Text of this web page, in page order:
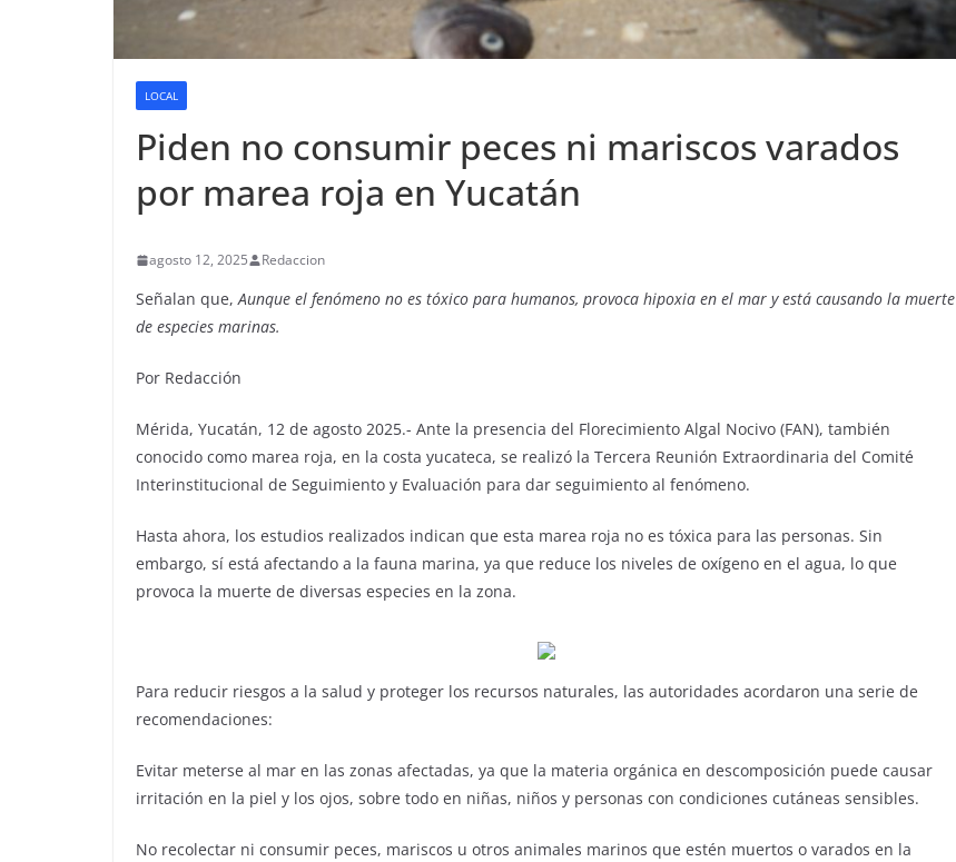
LOCAL
Piden no consumir peces ni mariscos varados
por marea roja en Yucatán
agosto 12, 2025 Redaccion
Señalan que,Aunque el fenómeno no es tóxico para humanos, provoca hipoxia en el mar y está causando la muerte
de especies marinas.
Por Redacción
Mérida, Yucatán, 12 de agosto 2025.- Ante la presencia del Florecimiento Algal Nocivo (FAN), también
conocido como marea roja, en la costa yucateca, se realizó la Tercera Reunión Extraordinaria del Comité
Interinstitucional de Seguimiento y Evaluación para dar seguimiento al fenómeno.
Hasta ahora, los estudios realizados indican que esta marea roja no es tóxica para las personas. Sin
embargo, sí está afectando a la fauna marina, ya que reduce los niveles de oxígeno en el agua, lo que
provoca la muerte de diversas especies en la zona.
Para reducir riesgos a la salud y proteger los recursos naturales, las autoridades acordaron una serie de
recomendaciones:
Evitar meterse al mar en las zonas afectadas, ya que la materia orgánica en descomposición puede causar
irritación en la piel y los ojos, sobre todo en niñas, niños y personas con condiciones cutáneas sensibles.
No recolectar ni consumir peces, mariscos u otros animales marinos que estén muertos o varados en la